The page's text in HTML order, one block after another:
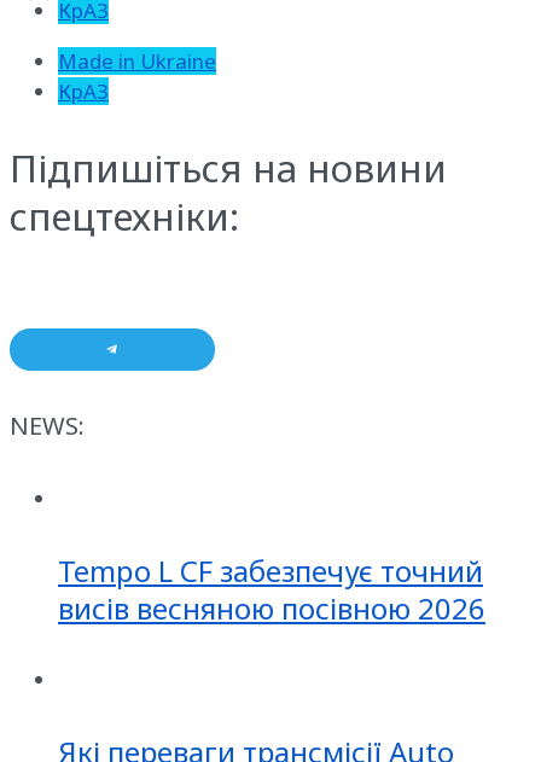
КрАЗ
Made in Ukraine
КрАЗ
Підпишіться на новини
спецтехніки:
NEWS:
Tempo L CF забезпечує точний
висів весняною посівною 2026
Які переваги трансмісії Auto